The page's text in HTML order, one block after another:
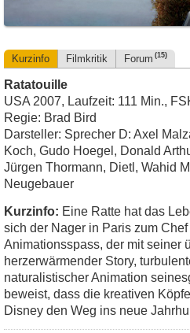
Kurzinfo Filmkritik Forum (15)
Ratatouille
USA 2007, Laufzeit: 111 Min.,
Regie: Brad Bird
Darsteller: Sprecher D: Axel
Koch, Gudo Hoegel, Donald
Jürgen Thormann, Dietl, Wahid
Neugebauer
Kurzinfo: Eine Ratte hat das
sich der Nager in Paris zum
Animationsspass, der mit seiner
herzerwärmender Story,
naturalistischer Animation
beweist, dass die kreativen
Disney den Weg ins neue